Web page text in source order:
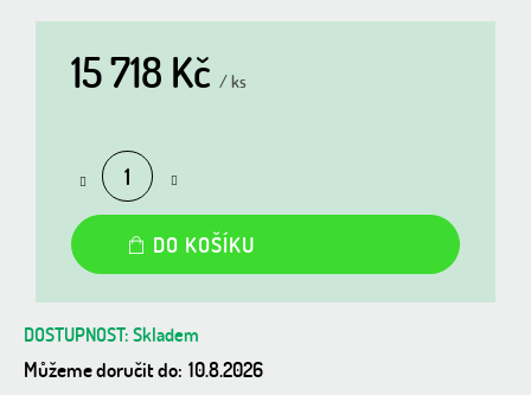
15 718 Kč / ks
DO KOŠÍKU
Skladem
Můžeme doručit do: 10.8.2026